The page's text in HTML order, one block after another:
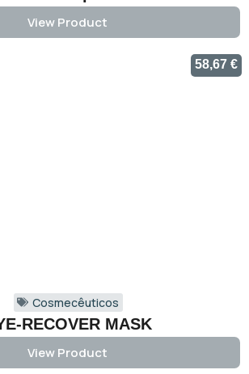
View Product
58,67 €
Cosmecêuticos
RECOVER MASK
View Product